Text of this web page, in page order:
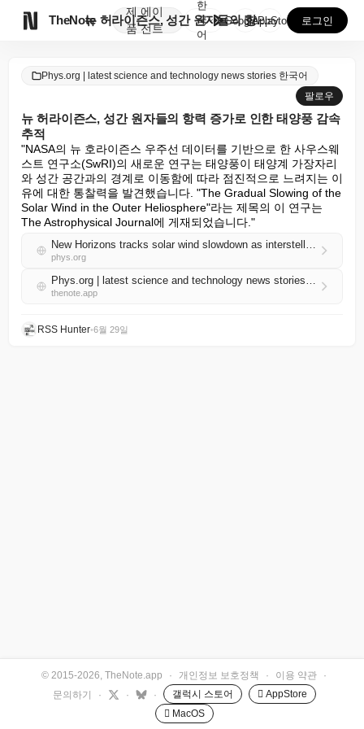
TheNote
제
품
에이
전트
뉴 허라이즌스, 성간 원자들의 항력 증가로 인한 태양풍...
한
국
어
GooglePlay
AppStore 로그인
Phys.org | latest science and technology news stories 한국어
팔로우
뉴 허라이즌스, 성간 원자들의 항력 증가로 인한 태양풍 감속
추적
"NASA의 뉴 호라이즌스 우주선 데이터를 기반으로 한 사우스웨
스트 연구소(SwRI)의 새로운 연구는 태양풍이 태양계 가장자리
와 성간 공간과의 경계로 이동함에 따라 점진적으로 느려지는 이
유에 대한 통찰력을 발견했습니다. "The Gradual Slowing of the
Solar Wind in the Outer Heliosphere"라는 제목의 이 연구는
The Astrophysical Journal에 게재되었습니다."
New Horizons tracks solar wind slowdown as interstellar atoms add drag
phys.org
Phys.org | latest science and technology news stories 한국어 RSS
thenote.app
RSS Hunter•6월 29일
© 2015-2026, TheNote.app · 개인정보 보호정책 · 이용 약관
·
문의하기
· · · 갤럭시 스토어
 AppStore
 MacOS